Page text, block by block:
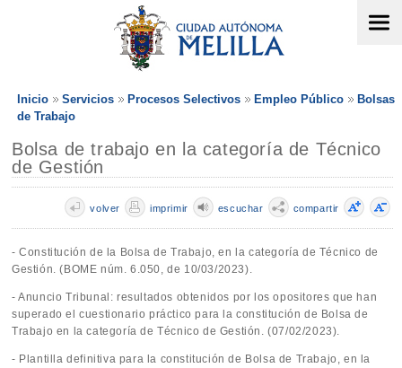
Inicio Servicios Procesos Selectivos Empleo Público
Bolsas
de Trabajo
Bolsa de trabajo en la categoría de Técnico
de Gestión
compartir
escuchar
imprimir
volver
- Constitución de la Bolsa de Trabajo, en la categoría de Técnico de
Gestión. (BOME núm. 6.050, de 10/03/2023).
- Anuncio Tribunal: resultados obtenidos por los opositores que han
superado el cuestionario práctico para la constitución de Bolsa de
Trabajo en la categoría de Técnico de Gestión. (07/02/2023).
- Plantilla definitiva para la constitución de Bolsa de Trabajo, en la